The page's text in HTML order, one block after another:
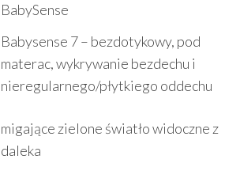
BabySense
Babysense 7 – bezdotykowy, pod
materac, wykrywanie bezdechu i
nieregularnego/płytkiego oddechu
migające zielone światło widoczne z
daleka